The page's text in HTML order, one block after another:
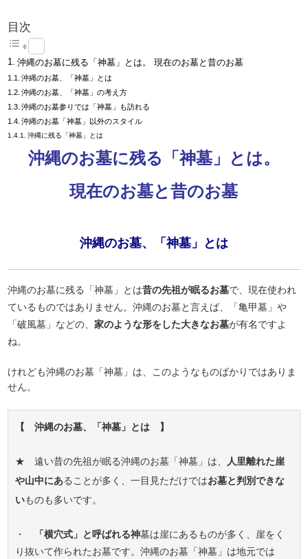
目次
沖縄のお墓に残る「神墓」とは。 現在のお墓と昔のお墓
沖縄のお墓、「神墓」とは
沖縄のお墓、「神墓」の考え方
沖縄のお墓参りでは「神墓」も訪れる
沖縄のお墓「神墓」以外のスタイル
沖縄に残る「神墓」とは
沖縄のお墓に残る「神墓」とは。
現在のお墓と昔のお墓
沖縄のお墓、「神墓」とは
沖縄のお墓に残る「神墓」とは昔の先祖が眠るお墓で、現在使われ
ているものではありません。沖縄のお墓と言えば、「亀甲墓」や
「破風墓」などの、家のような形をした大きなお墓が有名ですよ
ね。
けれども沖縄のお墓「神墓」は、このようなものばかりではありま
せん。
【 沖縄のお墓、「神墓」とは 】
★ 遠い昔の先祖が眠る沖縄のお墓「神墓」は、
人里離れた崖
や山中にあることが多く、一目見ただけではお墓と判別できな
いものも多いです。
・ 「横穴式」と呼ばれる神墓は崖にあるものが多く、崖をく
り抜いて作られたお墓です。沖縄のお墓「神墓」は地元では